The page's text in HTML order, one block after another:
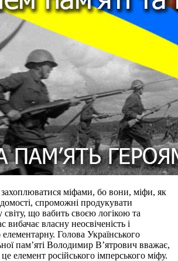
міфами, бо вони, міфи, як
спроможні продукувати
що вабить своєю логікою та
вибачає власну неосвіченість і
елементарну. Голова Українського
пам’яті Володимир В’ятрович вважає,
елемент російського імперського міфу.